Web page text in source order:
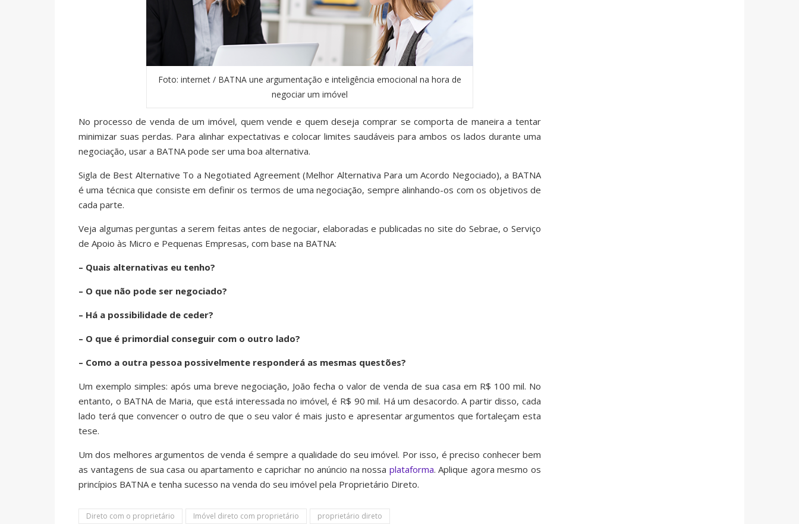
Foto: internet / BATNA une argumentação e inteligência emocional na hora de
negociar um imóvel
No processo de venda de um imóvel, quem vende e quem deseja comprar se comporta de maneira a tentar
minimizar suas perdas. Para alinhar expectativas e colocar limites saudáveis para ambos os lados durante uma
negociação, usar a BATNA pode ser uma boa alternativa.
Sigla de Best Alternative To a Negotiated Agreement (Melhor Alternativa Para um Acordo Negociado), a BATNA
é uma técnica que consiste em definir os termos de uma negociação, sempre alinhando-os com os objetivos de
cada parte.
Veja algumas perguntas a serem feitas antes de negociar, elaboradas e publicadas no site do Sebrae, o Serviço
de Apoio às Micro e Pequenas Empresas, com base na BATNA:
– Quais alternativas eu tenho?
– O que não pode ser negociado?
– Há a possibilidade de ceder?
– O que é primordial conseguir com o outro lado?
– Como a outra pessoa possivelmente responderá as mesmas questões?
Um exemplo simples: após uma breve negociação, João fecha o valor de venda de sua casa em R$ 100 mil. No
entanto, o BATNA de Maria, que está interessada no imóvel, é R$ 90 mil. Há um desacordo. A partir disso, cada
lado terá que convencer o outro de que o seu valor é mais justo e apresentar argumentos que fortaleçam esta
tese.
Um dos melhores argumentos de venda é sempre a qualidade do seu imóvel. Por isso, é preciso conhecer bem
as vantagens de sua casa ou apartamento e caprichar no anúncio na nossa plataforma. Aplique agora mesmo os
princípios BATNA e tenha sucesso na venda do seu imóvel pela Proprietário Direto.
Direto com o proprietário Imóvel direto com proprietário proprietário direto